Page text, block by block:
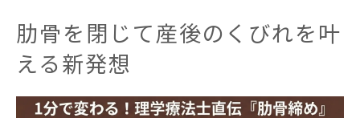
リブフレアが産後の体型維持に与える影響
を解説
ク術
肋骨を閉じて産後のくびれを叶
える新発想